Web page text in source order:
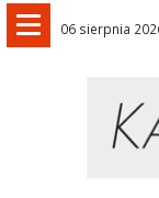
06 sierpnia